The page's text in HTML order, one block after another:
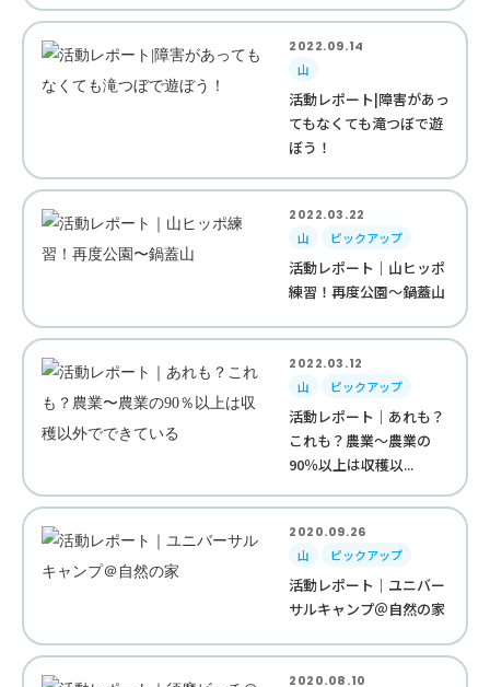
2022.09.14
山
活動レポート|障害があっ
てもなくても滝つぼで遊
ぼう！
2022.03.22
山
ピックアップ
活動レポート｜山ヒッポ
練習！再度公園〜鍋蓋山
2022.03.12
山
ピックアップ
活動レポート｜あれも？
これも？農業〜農業の
90％以上は収穫以...
2020.09.26
山
ピックアップ
活動レポート｜ユニバー
サルキャンプ＠自然の家
2020.08.10